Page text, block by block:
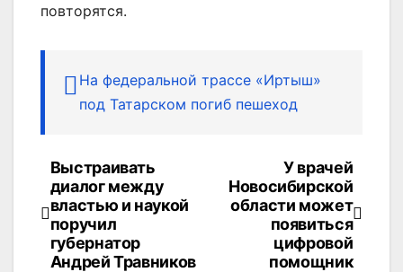
повторятся.
На федеральной трассе «Иртыш»
под Татарском погиб пешеход
Навигация
по
записям
У врачей
Новосибирской
области может
появиться
цифровой
помощник
Выстраивать
диалог между
властью и наукой
поручил
губернатор
Андрей Травников